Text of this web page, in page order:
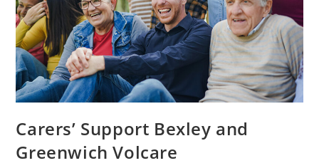
Carers’ Support Bexley and
Greenwich Volcare